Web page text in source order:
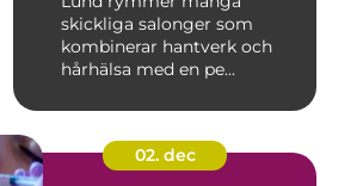
skickliga salonger som
kombinerar hantverk och
hårhälsa med en pe...
02. dec